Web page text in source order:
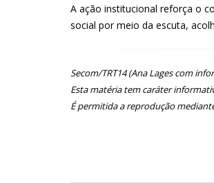
A ação institucional reforça o
social por meio da escuta,
Secom/TRT14 (Ana Lages com
Esta matéria tem caráter
É permitida a reprodução